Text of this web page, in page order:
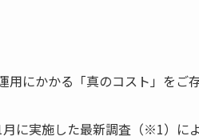
にかかる「真のコスト」をご
に実施した最新調査（※1）に